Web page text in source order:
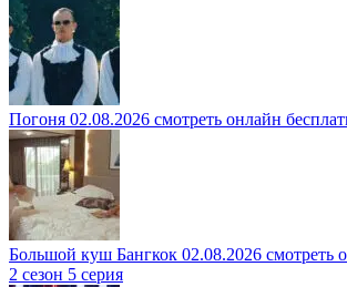
Погоня 02.08.2026 смотреть онлайн
Большой куш Бангкок 02.08.2026 смотреть
2 сезон 5 серия